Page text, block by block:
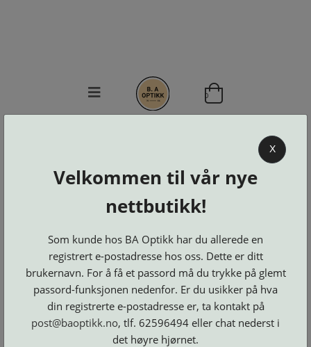
KONTAKT
BESTILL
LOGG INN
0
Brillerens
Brillesnorer
on
og
Suncover
Etuier
Innfatninger
Lesebriller
Luper
og
Speil
Maskiner
Microkluter
Neseputer
og
Skruer
Solbriller
Verktøy
og
tilbehør
X
Velkommen til vår nye
nettbutikk!
Som kunde hos BA Optikk har du allerede en
registrert e-postadresse hos oss. Dette er ditt
brukernavn. For å få et passord må du trykke på glemt
passord-funksjonen nedenfor. Er du usikker på hva
din registrerte e-postadresse er, ta kontakt på
post@baoptikk.no, tlf. 62596494 eller chat nederst i
det høyre hjørnet.